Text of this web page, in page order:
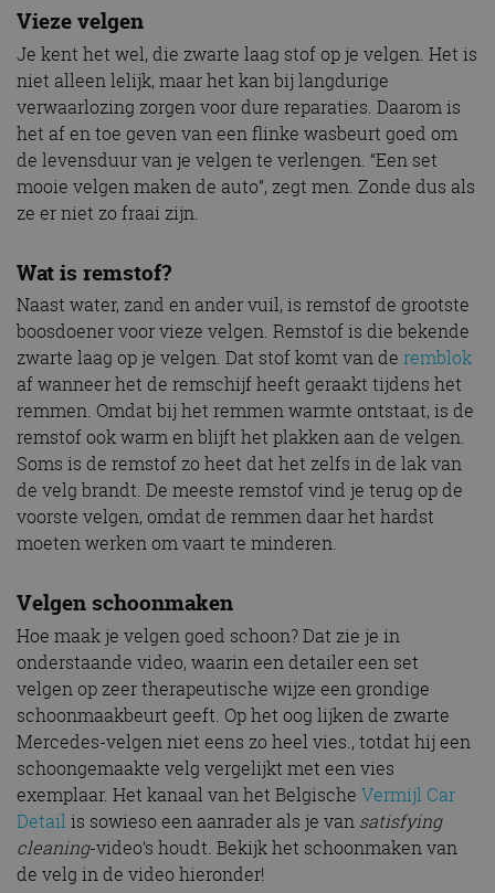
Vieze velgen
Je kent het wel, die zwarte laag stof op je velgen. Het is
niet alleen lelijk, maar het kan bij langdurige
verwaarlozing zorgen voor dure reparaties. Daarom is
het af en toe geven van een flinke wasbeurt goed om
de levensduur van je velgen te verlengen. “Een set
mooie velgen maken de auto”, zegt men. Zonde dus als
ze er niet zo fraai zijn.
Wat is remstof?
Naast water, zand en ander vuil, is remstof de grootste
boosdoener voor vieze velgen. Remstof is die bekende
zwarte laag op je velgen. Dat stof komt van de remblok
af wanneer het de remschijf heeft geraakt tijdens het
remmen. Omdat bij het remmen warmte ontstaat, is de
remstof ook warm en blijft het plakken aan de velgen.
Soms is de remstof zo heet dat het zelfs in de lak van
de velg brandt. De meeste remstof vind je terug op de
voorste velgen, omdat de remmen daar het hardst
moeten werken om vaart te minderen.
Velgen schoonmaken
Hoe maak je velgen goed schoon? Dat zie je in
onderstaande video, waarin een detailer een set
velgen op zeer therapeutische wijze een grondige
schoonmaakbeurt geeft. Op het oog lijken de zwarte
Mercedes-velgen niet eens zo heel vies., totdat hij een
schoongemaakte velg vergelijkt met een vies
exemplaar. Het kanaal van het Belgische Vermijl Car
Detail is sowieso een aanrader als je van satisfying
cleaning-video’s houdt. Bekijk het schoonmaken van
de velg in de video hieronder!